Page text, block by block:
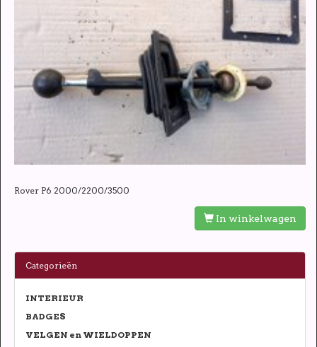
Rover P6 2000/2200/3500
In winkelwagen
Categorieën
INTERIEUR
BADGES
VELGEN en WIELDOPPEN